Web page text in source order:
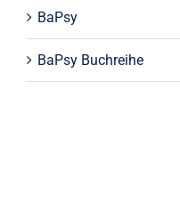
BaPsy
BaPsy Buchreihe